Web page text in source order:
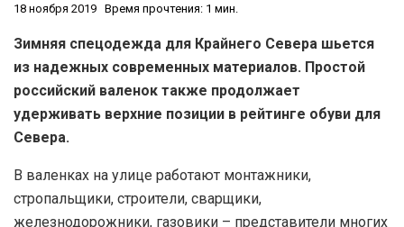
18 ноября 2019 Время прочтения: 1 мин.
Зимняя спецодежда для Крайнего Севера шьется
из надежных современных материалов. Простой
российский валенок также продолжает
удерживать верхние позиции в рейтинге обуви для
Севера.
В валенках на улице работают монтажники,
стропальщики, строители, сварщики,
железнодорожники, газовики – представители многих